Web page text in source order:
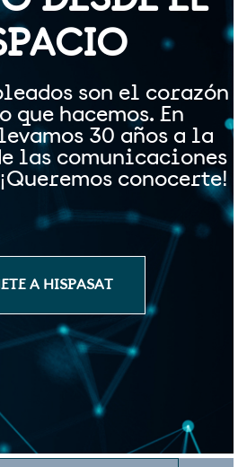
son el corazón
que hacemos. En
30 años a la
las comunicaciones
conocerte!
A HISPASAT